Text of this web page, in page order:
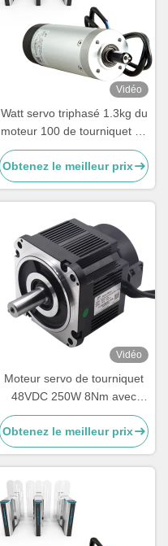
Vidéo
Watt servo triphasé 1.3kg du
moteur 100 de tourniquet de
basse tension
Obtenez le meilleur prix
Vidéo
Moteur servo de tourniquet
48VDC 250W 8Nm avec
encodeur incrémental,
moteur servo basse tension
CC
Obtenez le meilleur prix